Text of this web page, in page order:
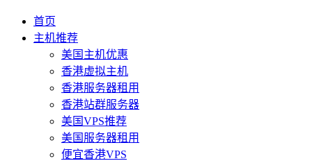
首页
主机推荐
美国主机优惠
香港虚拟主机
香港服务器租用
香港站群服务器
美国VPS推荐
美国服务器租用
便宜香港VPS